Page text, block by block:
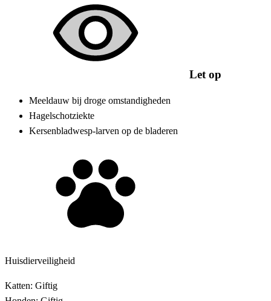
Let op
Meeldauw bij droge omstandigheden
Hagelschotziekte
Kersenbladwesp-larven op de bladeren
Huisdierveiligheid
Katten: Giftig